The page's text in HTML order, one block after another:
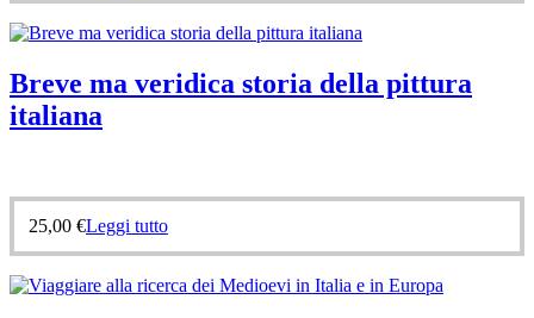
Breve ma veridica storia della pittura
italiana
25,00 €Leggi tutto